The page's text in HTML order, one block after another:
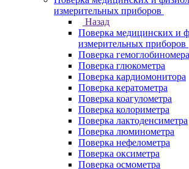
измерительных приборов
Назад
Поверка медицинских и
измерительных приборов
Поверка гемоглобиномера
Поверка глюкометра
Поверка кардиомонитора
Поверка кератометра
Поверка коагулометра
Поверка колориметра
Поверка лактоденсиметра
Поверка люминометра
Поверка нефелометра
Поверка оксиметра
Поверка осмометра